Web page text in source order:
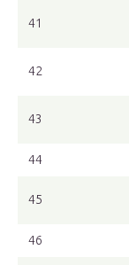
41
42
43
44
45
46